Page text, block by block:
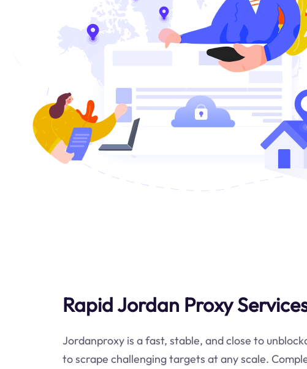
Rapid Jordan Proxy
Jordanproxy is a fast, stable, and close to
to scrape challenging targets at any scale.